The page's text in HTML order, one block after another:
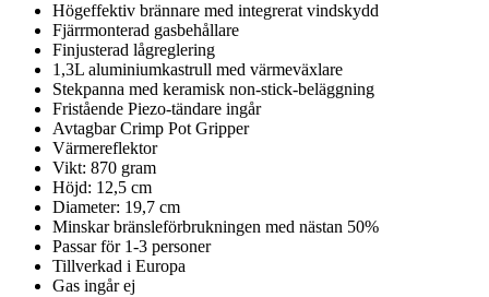
Högeffektiv brännare med integrerat vindskydd
Fjärrmonterad gasbehållare
Finjusterad lågreglering
1,3L aluminiumkastrull med värmeväxlare
Stekpanna med keramisk non-stick-beläggning
Fristående Piezo-tändare ingår
Avtagbar Crimp Pot Gripper
Värmereflektor
Vikt: 870 gram
Höjd: 12,5 cm
Diameter: 19,7 cm
Minskar bränsleförbrukningen med nästan 50%
Passar för 1-3 personer
Tillverkad i Europa
Gas ingår ej